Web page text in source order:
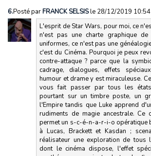
6.Posté parFRANCK SELSISle 28/12/2019 10:54
L'esprit de Star Wars, pour moi, ce
n'est pas une charte graphique de
uniformes, ce n'est pas une
c'est du Cinéma. Pourquoi je peux
contre-attaque ? parce que la
cadrage, dialogues, effets
humour et drame y est miraculeuse.
vous fait passer par tous les
pourtant sur un timbre poste, un
l'Empire tandis que Luke apprend
rudiments de magie ancestrale. Ce
permet un s-c-é-n-a-r-i-o opératique
à Lucas, Brackett et Kasdan ;
réalisateur une exploration de tous
dont le cinéma dispose, l'effet